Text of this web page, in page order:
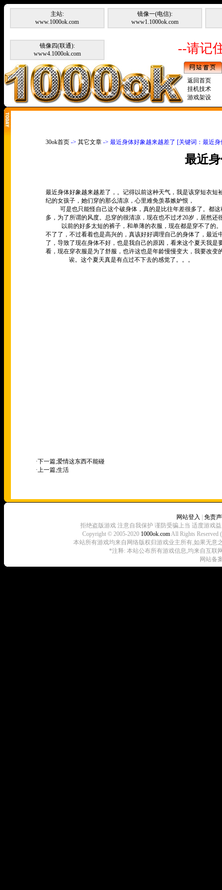
主站:
www.1000ok.com
镜像一(电信):
www1.1000ok.com
镜像四(联通):
www4.1000ok.com
--请记
返回首页
挂机技术
游戏架设
30ok首页 -> 其它文章 -> 最近身体好象越来越差了 [关键词：最近
最近
最近身体好象越来越差了，。记得以前这种天气，我是该穿短衣
纪的女孩子，她们穿的那么清凉，心里难免羡慕嫉妒恨，
可是也只能怪自己这个破身体，真的是比往年差很多了。都
多，为了所谓的风度。总穿的很清凉，现在也不过才20岁，居然还
以前的好多太短的裤子，和单薄的衣服，现在都是穿不了的
不了了，不过看着也是高兴的，真该好好调理自己的身体了，最
了，导致了现在身体不好，也是我自己的原因，看来这个夏天我
看，现在穿衣服是为了舒服，也许这也是年龄慢慢变大，我要改
诶。这个夏天真是有点过不下去的感觉了。。。
·下一篇;爱情这东西不能碰
·上一篇;生活
网站登入
免责
拒绝盗版游戏 注意自我保护 谨防受骗上当 适度游戏
Copyright © 2005-2020 1000ok.comAll Rights
本站所有游戏均来自网络版权归游戏业主所有,如果无意
*注释: 本站公布所有游戏信息,均来自互联
网站备